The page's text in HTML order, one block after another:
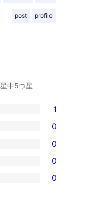
post profile
中5つ星
1
0
0
0
0